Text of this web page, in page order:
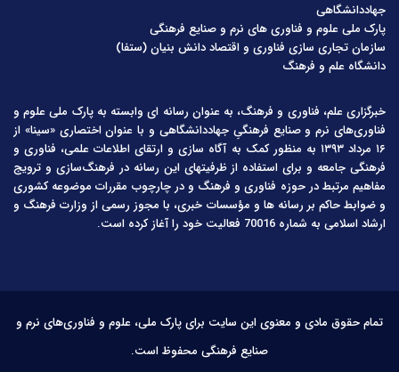
جهاددانشگاهی
پارک ملی علوم و فناوری های نرم و صنایع فرهنگی
سازمان تجاری سازی فناوری و اقتصاد دانش بنیان (ستفا)
دانشگاه علم و فرهنگ
خبرگزاری علم، فناوری و فرهنگ، به عنوان رسانه ای وابسته به پارک ملی علوم و
فناوری‌های نرم و صنایع فرهنگیِ جهاددانشگاهی و با عنوان اختصاری «سینا» از
۱۶ مرداد ۱۳۹۳ به منظور کمک به آگاه سازی و ارتقای اطلاعات علمی، فناوری و
فرهنگی جامعه و برای استفاده از ظرفیتهای این رسانه در فرهنگ‌سازی و ترویج
مفاهیم مرتبط در حوزه فناوری و فرهنگ و در چارچوب مقررات موضوعه کشوری
و ضوابط حاکم بر رسانه ها و مؤسسات خبری، با مجوز رسمی از وزارت فرهنگ و
ارشاد اسلامی به شماره 70016 فعالیت خود را آغاز کرده است.
تمام حقوق مادی و معنوی این سایت برای پارک ملی، علوم و فناوری‌های نرم و
صنایع فرهنگی محفوظ است.